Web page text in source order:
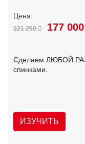
221 250 177 000
Сделаем ЛЮБОЙ
спинками.
ИЗУЧИТЬ